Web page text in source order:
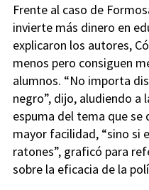
Frente al caso de
invierte más dinero en
explicaron los autores,
menos pero consiguen
alumnos. “No importa
negro”, dijo, aludiendo a
espuma del tema que se
mayor facilidad, “sino si
ratones”, graficó para
sobre la eficacia de la